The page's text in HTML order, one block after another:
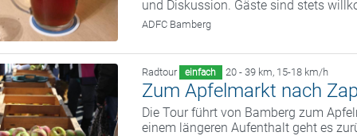
und Diskussion. Gäste sind stets
ADFC Bamberg
Radtour einfach 20 - 39 km, 15-18 km/h
Zum Apfelmarkt nach
Die Tour führt von Bamberg zum
einem längeren Aufenthalt geht es